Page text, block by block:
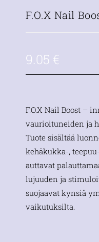
F.O.X Nail
9.05 €
F.O.X Nail Boost –
vaurioituneiden ja
Tuote sisältää
kehäkukka-,
auttavat
lujuuden ja
suojaavat kynsiä
vaikutuksilta.